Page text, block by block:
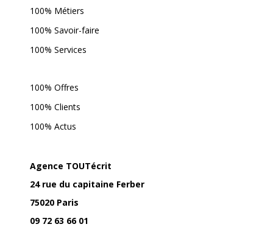
100% Métiers
100% Savoir-faire
100% Services
100% Offres
100% Clients
100% Actus
Agence TOUTécrit
24 rue du capitaine Ferber
75020 Paris
09 72 63 66 01